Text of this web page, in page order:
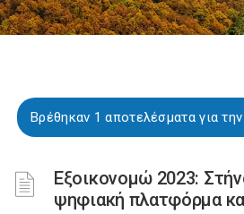
Βρέθηκαν 1 αποτελέσματα για την
Εξοικονομώ 2023:
ψηφιακή πλατφόρμα